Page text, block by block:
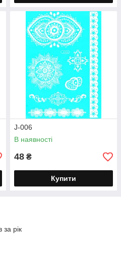
J-006
В наявності
48 ₴
Купити
за рік